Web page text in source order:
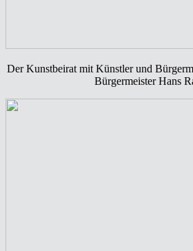
Der Kunstbeirat mit Künstler und
Bürgermeister Hans